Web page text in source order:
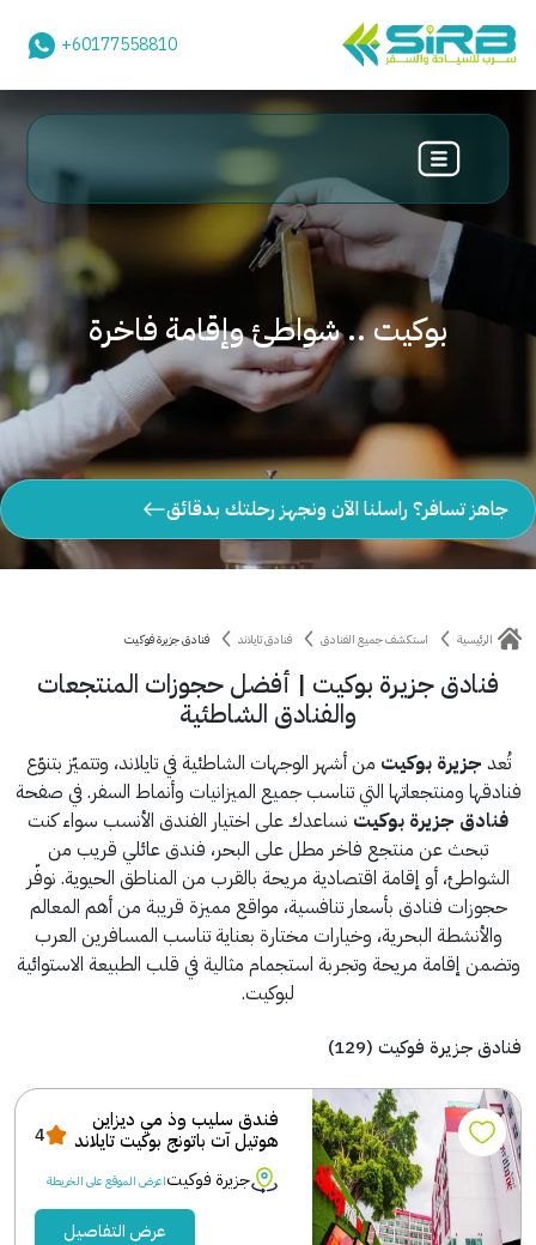
+60177558810
بوكيت .. شواطئ وإقامة فاخرة
جاهز تسافر؟ راسلنا الآن ونجهز رحلتك بدقائق
الرئيسية استكشف جميع الفنادق فنادق تايلاند فنادق جزيرة فوكيت
فنادق جزيرة بوكيت | أفضل حجوزات المنتجعات
والفنادق الشاطئية
تُعد جزيرة بوكيت من أشهر الوجهات الشاطئية في تايلاند، وتتميّز بتنوّع
فنادقها ومنتجعاتها التي تناسب جميع الميزانيات وأنماط السفر. في صفحة
فنادق جزيرة بوكيت نساعدك على اختيار الفندق الأنسب سواء كنت
تبحث عن منتجع فاخر مطل على البحر، فندق عائلي قريب من
الشواطئ، أو إقامة اقتصادية مريحة بالقرب من المناطق الحيوية. نوفّر
حجوزات فنادق بأسعار تنافسية، مواقع مميزة قريبة من أهم المعالم
والأنشطة البحرية، وخيارات مختارة بعناية تناسب المسافرين العرب
وتضمن إقامة مريحة وتجربة استجمام مثالية في قلب الطبيعة الاستوائية
لبوكيت.
فنادق جزيرة فوكيت (129)
فندق سليب وذ مي ديزاين
هوتيل آت باتونج بوكيت تايلاند
4
جزيرة فوكيتاعرض الموقع على الخريطة
عرض التفاصيل